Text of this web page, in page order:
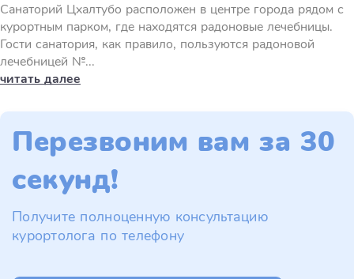
Санаторий Цхалтубо расположен в центре города рядом с
курортным парком, где находятся радоновые лечебницы.
Гости санатория, как правило, пользуются радоновой
лечебницей №...
читать далее
Перезвоним вам за 30
секунд!
Получите полноценную консультацию
курортолога по телефону